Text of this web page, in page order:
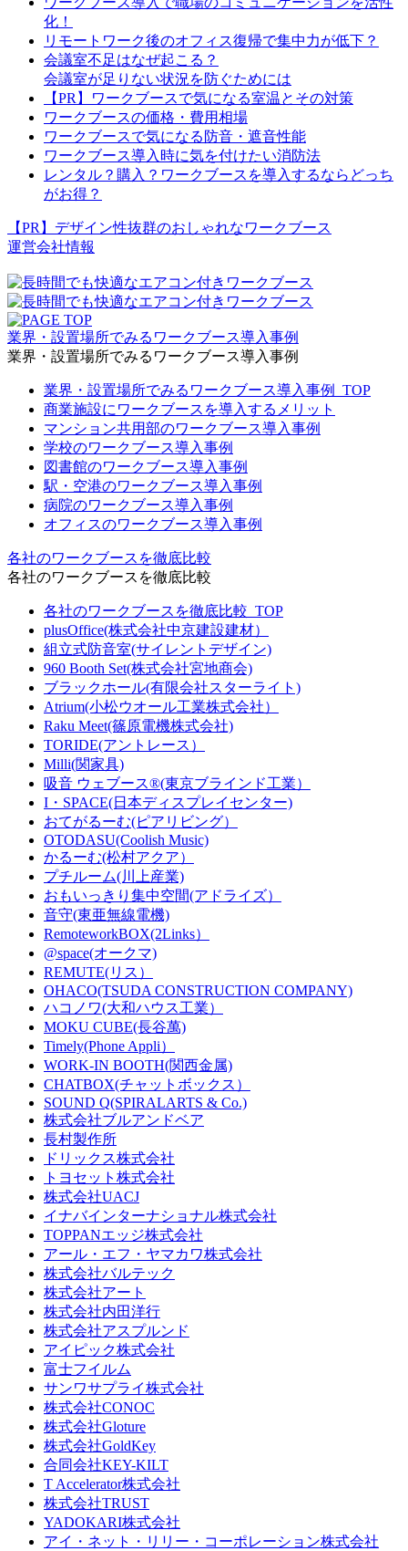
化！
リモートワーク後のオフィス復帰で集中力が低下？
会議室不足はなぜ起こる？
会議室が足りない状況を防ぐためには
【PR】ワークブースで気になる室温とその対策
ワークブースの価格・費用相場
ワークブースで気になる防音・遮音性能
ワークブース導入時に気を付けたい消防法
レンタル？購入？ワークブースを導入するならどっち
がお得？
【PR】デザイン性抜群のおしゃれなワークブース
運営会社情報
業界・設置場所でみるワークブース導入事例
業界・設置場所でみるワークブース導入事例
業界・設置場所でみるワークブース導入事例_TOP
商業施設にワークブースを導入するメリット
マンション共用部のワークブース導入事例
学校のワークブース導入事例
図書館のワークブース導入事例
駅・空港のワークブース導入事例
病院のワークブース導入事例
オフィスのワークブース導入事例
各社のワークブースを徹底比較
各社のワークブースを徹底比較
各社のワークブースを徹底比較_TOP
plusOffice(株式会社中京建設建材）
組立式防音室(サイレントデザイン)
960 Booth Set(株式会社宮地商会)
ブラックホール(有限会社スターライト)
Atrium(小松ウオール工業株式会社）
Raku Meet(篠原電機株式会社)
TORIDE(アントレース）
Milli(関家具)
吸音 ウェブース®︎(東京ブラインド工業）
I・SPACE(日本ディスプレイセンター)
おてがるーむ(ピアリビング）
OTODASU(Coolish Music)
かるーむ(松村アクア）
プチルーム(川上産業)
おもいっきり集中空間(アドライズ）
音守(東亜無線電機)
RemoteworkBOX(2Links）
@space(オークマ)
REMUTE(リス）
OHACO(TSUDA CONSTRUCTION COMPANY)
ハコノワ(大和ハウス工業）
MOKU CUBE(長谷萬)
Timely(Phone Appli）
WORK-IN BOOTH(関西金属)
CHATBOX(チャットボックス）
SOUND Q(SPIRALARTS & Co.)
株式会社ブルアンドベア
長村製作所
ドリックス株式会社
‎トヨセット株式会社
株式会社UACJ
イナバインターナショナル株式会社
TOPPANエッジ株式会社
アール・エフ・ヤマカワ株式会社
株式会社バルテック
株式会社アート
株式会社内田洋行
株式会社アスプルンド
アイピック株式会社
富士フイルム
サンワサプライ株式会社
株式会社CONOC
株式会社Gloture
株式会社GoldKey
合同会社KEY-KILT
T Accelerator株式会社
株式会社TRUST
YADOKARI株式会社
アイ・ネット・リリー・コーポレーション株式会社